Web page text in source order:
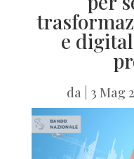
e
da 3 Mag